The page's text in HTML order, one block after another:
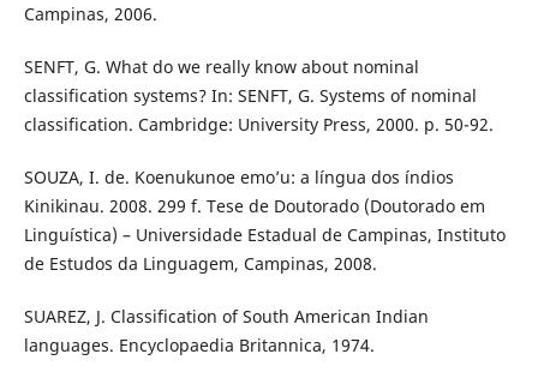
Campinas, 2006.
SENFT, G. What do we really know about nominal
classification systems? In: SENFT, G. Systems of nominal
classification. Cambridge: University Press, 2000. p. 50-92.
SOUZA, I. de. Koenukunoe emo’u: a língua dos índios
Kinikinau. 2008. 299 f. Tese de Doutorado (Doutorado em
Linguística) – Universidade Estadual de Campinas, Instituto
de Estudos da Linguagem, Campinas, 2008.
SUAREZ, J. Classification of South American Indian
languages. Encyclopaedia Britannica, 1974.